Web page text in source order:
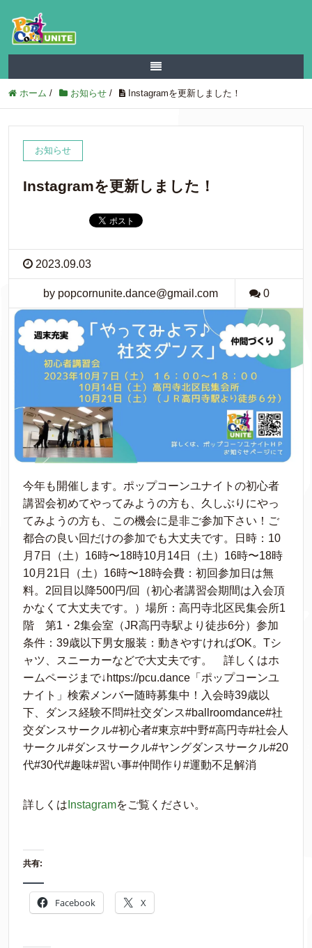
ホーム / お知らせ / Instagramを更新しました！
お知らせ
Instagramを更新しました！
2023.09.03
by popcornunite.dance@gmail.com 0
今年も開催します。ポップコーンユナイトの初心者
講習会初めてやってみようの方も、久しぶりにやっ
てみようの方も、この機会に是非ご参加下さい！ご
都合の良い回だけの参加でも大丈夫です。日時：10
月7日（土）16時〜18時10月14日（土）16時〜18時
10月21日（土）16時〜18時会費：初回参加日は無
料。2回目以降500円/回（初心者講習会期間は入会頂
かなくて大丈夫です。）場所：高円寺北区民集会所1
階 第1・2集会室（JR高円寺駅より徒歩6分）参加
条件：39歳以下男女服装：動きやすければOK。Tシ
ャツ、スニーカーなどで大丈夫です。 詳しくはホ
ームページまで↓https://pcu.dance「ポップコーンユ
ナイト」検索メンバー随時募集中！入会時39歳以
下、ダンス経験不問#社交ダンス#ballroomdance#社
交ダンスサークル#初心者#東京#中野#高円寺#社会人
サークル#ダンスサークル#ヤングダンスサークル#20
代#30代#趣味#習い事#仲間作り#運動不足解消
詳しくは Instagramをご覧ください。
共有:
Facebook X